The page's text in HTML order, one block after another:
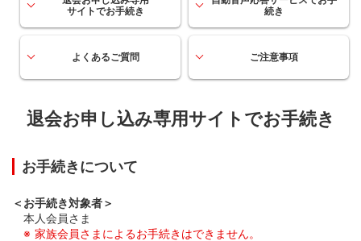
サイトでお手続き
続き
よくあるご質問 ご注意事項
退会お申し込み専用サイトでお手続き
お手続きについて
＜お手続き対象者＞
本人会員さま
家族会員さまによるお手続きはできません。